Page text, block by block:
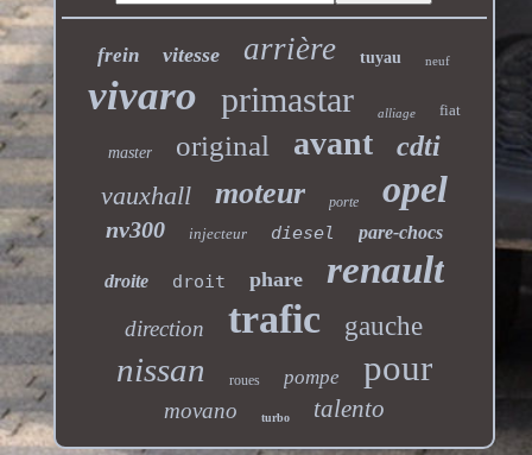
frein vitesse arrière tuyau neuf
vivaro primastar alliage fiat
master original avant cdti
vauxhall moteur porte opel
nv300 injecteur diesel pare-chocs
droite droit phare renault
direction trafic gauche
nissan roues pompe pour
movano turbo talento